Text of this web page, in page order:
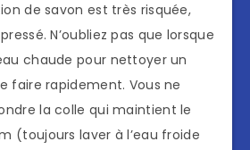
de savon est très risquée,
N’oubliez pas que lorsque
chaude pour nettoyer un
faire rapidement. Vous ne
la colle qui maintient le
(toujours laver à l’eau froide